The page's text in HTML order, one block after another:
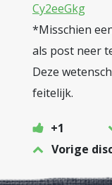
Cy2eeGkg
*Misschien
als post neer
Deze
feitelijk.
+1
Vorige